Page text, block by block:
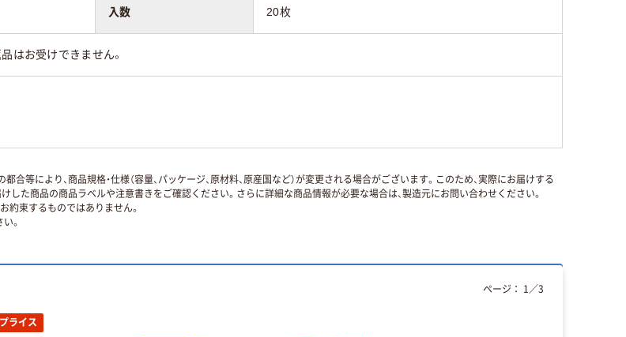
入数 20枚
はお受けできません。
等により、商品規格・仕様（容量、パッケージ、原材料、原産国など）が変更される場合がございます。このため、実際にお届けする
た商品の商品ラベルや注意書きをご確認ください。さらに詳細な商品情報が必要な場合は、製造元にお問い合わせください。
約束するものではありません。
。
ライス
ページ： 1 ／3